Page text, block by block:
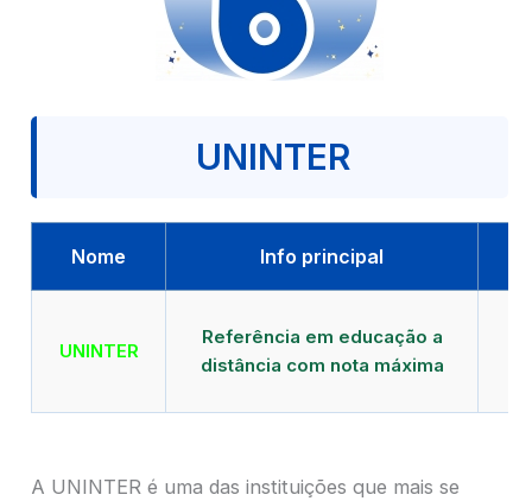
UNINTER
Nome Info principal
UNINTER
Referência em educação a
distância com nota máxima
A UNINTER é uma das instituições que mais se